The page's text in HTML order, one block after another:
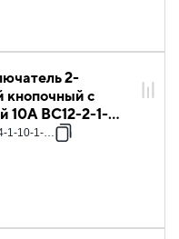
2-
кнопочный с
10А ВС12-2-1-
IEK
1-10-1-K35